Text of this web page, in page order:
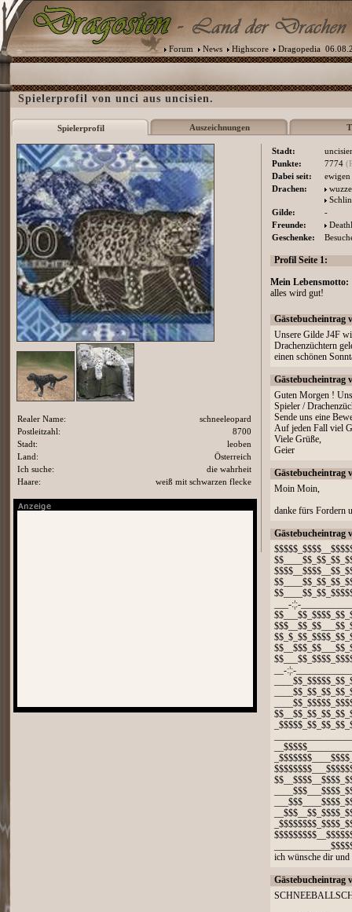
Forum News Highscore Dragopedia
Spielerprofil von unci aus uncisien.
Spielerprofil Auszeichnungen
Stadt:
Punkte:
7774
Dabei seit:
Drachen:
Gilde:
-
Freunde:
Geschenke:
Profil Seite 1:
Mein Lebensmotto:
alles wird gut!
Gästebucheintrag
Unsere Gilde J4F
Drachenzüchtern
einen schönen
Gästebucheintrag
Guten Morgen !
Spieler /
Sende uns eine
Auf jeden Fall viel
Viele Grüße,
Geier
Gästebucheintrag
Moin Moin,
danke fürs Fordern
Gästebucheintrag
___-:¦:-
__-:¦:-
ich wünsche dir und
Gästebucheintrag
Realer Name:
schneeleopard
Postleitzahl:
8700
Stadt:
leoben
Land:
Österreich
Ich suche:
die wahrheit
Haare:
weiß mit schwarzen flecke